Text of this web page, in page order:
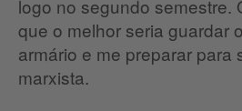
logo no segundo semestre.
que o melhor seria guardar
armário e me preparar para
marxista.